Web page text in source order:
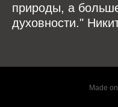
природы, а
духовности."
Made on